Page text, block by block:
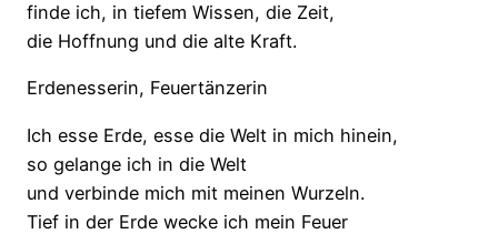
finde ich, in tiefem Wissen, die Zeit,
die Hoffnung und die alte Kraft.
Erdenesserin, Feuertänzerin
Ich esse Erde, esse die Welt in mich hinein,
so gelange ich in die Welt
und verbinde mich mit meinen Wurzeln.
Tief in der Erde wecke ich mein Feuer